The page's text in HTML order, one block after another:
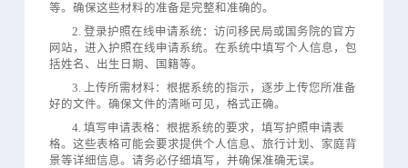
等。确保这些材料的准备是完整和准确的。
2. 登录护照在线申请系统：访问移民局或国务院的官方
网站，进入护照在线申请系统。在系统中填写个人信息，包
括姓名、出生日期、国籍等。
3. 上传所需材料：根据系统的指示，逐步上传您所准备
好的文件。确保文件的清晰可见，格式正确。
4. 填写申请表格：根据系统的要求，填写护照申请表
格。这些表格可能会要求提供个人信息、旅行计划、家庭背
景等详细信息。请务必仔细填写，并确保准确无误。